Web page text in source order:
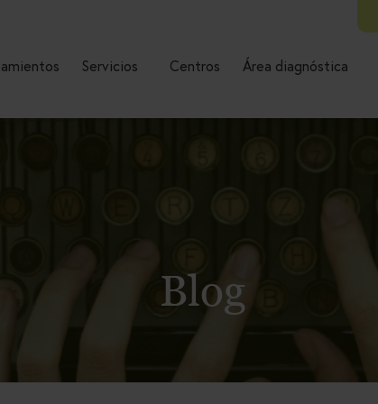
Servicios Centros Área diagnóstica
Blog